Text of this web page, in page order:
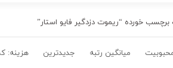
خورده “ریموت دزدگیر فایو استار”
میانگین رتبه جدیدترین هزینه: